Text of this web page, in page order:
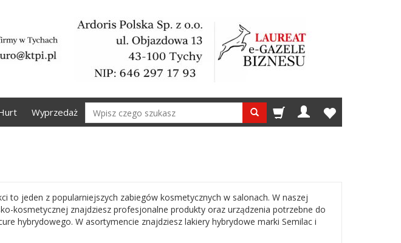
Wyprzedaż Wyszukaj
to jeden z popularniejszych zabiegów kosmetycznych w salonach. W naszej
kosmetycznej znajdziesz profesjonalne produkty oraz urządzenia potrzebne do
hybrydowego. W asortymencie znajdziesz lakiery hybrydowe marki Semilac i
Dostępne również są akcesoria, do których zaliczyć możemy pilniki, bloki